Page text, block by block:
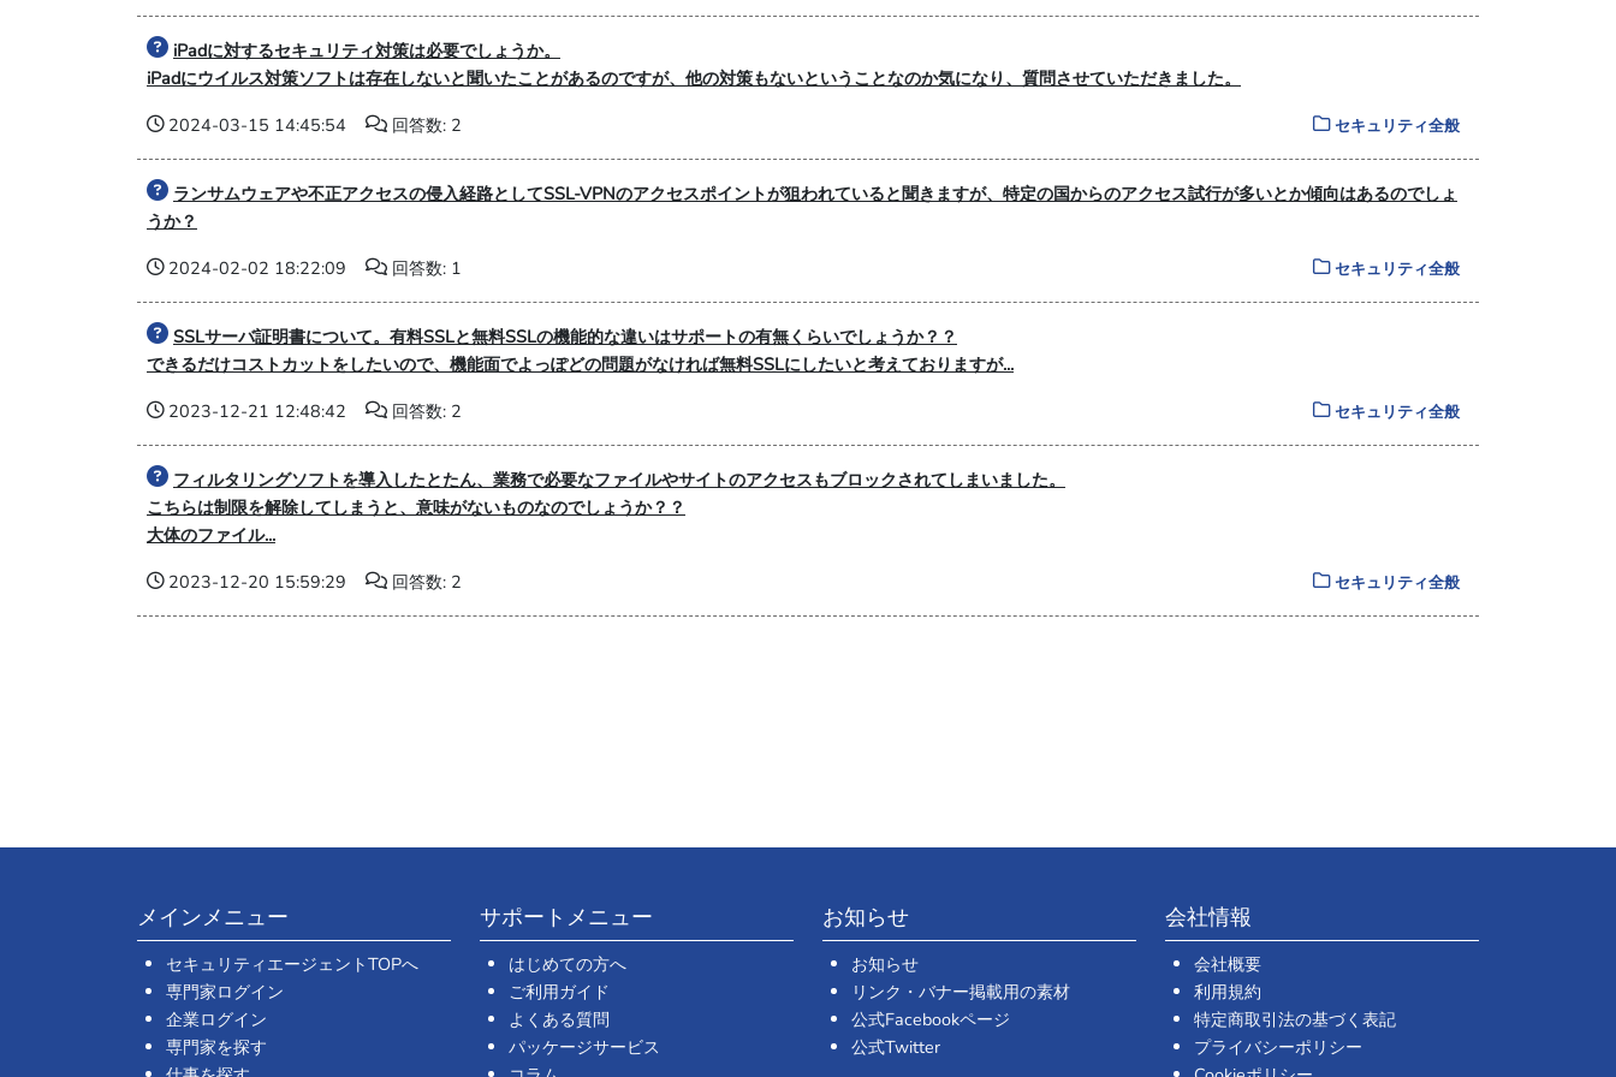
iPadに対するセキュリティ対策は必要でしょうか。
iPadにウイルス対策ソフトは存在しないと聞いたことがあるのですが、他の対策もないということなのか気になり、質問させていただきました。
2024-03-15 14:45:54
回答数: 2 セキュリティ全般
ランサムウェアや不正アクセスの侵入経路としてSSL-VPNのアクセスポイントが狙われていると聞きますが、特定の国からのアクセス試行が多いとか傾向はあるのでしょ
うか？
2024-02-02 18:22:09
回答数: 1 セキュリティ全般
SSLサーバ証明書について。有料SSLと無料SSLの機能的な違いはサポートの有無くらいでしょうか？？
できるだけコストカットをしたいので、機能面でよっぽどの問題がなければ無料SSLにしたいと考えておりますが...
2023-12-21 12:48:42
回答数: 2 セキュリティ全般
フィルタリングソフトを導入したとたん、業務で必要なファイルやサイトのアクセスもブロックされてしまいました。
こちらは制限を解除してしまうと、意味がないものなのでしょうか？？
大体のファイル...
2023-12-20 15:59:29
回答数: 2 セキュリティ全般
メインメニュー
セキュリティエージェントTOPへ
専門家ログイン
企業ログイン
専門家を探す
サポートメニュー
はじめての方へ
ご利用ガイド
よくある質問
パッケージサービス
お知らせ
お知らせ
リンク・バナー掲載用の素材
公式Facebookページ
公式Twitter
会社情報
会社概要
利用規約
特定商取引法の基づく表記
プライバシーポリシー